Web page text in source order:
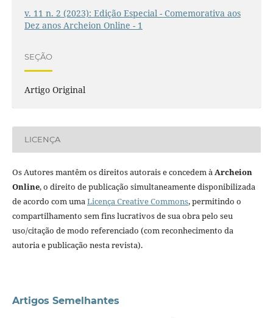
v. 11 n. 2 (2023): Edição Especial - Comemorativa aos
Dez anos Archeion Online - 1
SEÇÃO
Artigo Original
LICENÇA
Os Autores mantêm os direitos autorais e concedem àArcheion
Online, o direito de publicação simultaneamente disponibilizada
de acordo com umaLicença Creative Commons, permitindo o
compartilhamento sem fins lucrativos de sua obra pelo seu
uso/citação de modo referenciado (com reconhecimento da
autoria e publicação nesta revista).
Artigos Semelhantes